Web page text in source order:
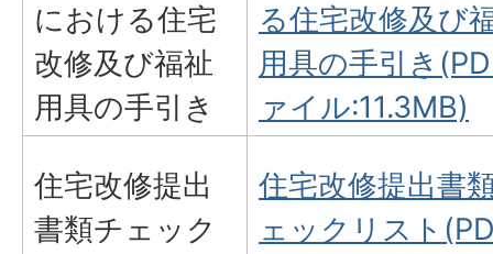
における住宅
改修及び福祉
用具の手引き
る住宅改修及び
用具の手引き
ァイル:11.3MB)
住宅改修提出
書類チェック
住宅改修提出書
ェックリスト